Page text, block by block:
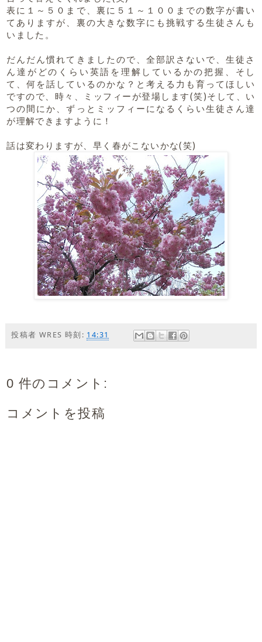
表に１～５０まで、裏に５１～１００までの数字が書い
てありますが、裏の大きな数字にも挑戦する生徒さんも
いました。
だんだん慣れてきましたので、全部訳さないで、生徒さ
ん達がどのくらい英語を理解しているかの把握、そし
て、何を話しているのかな？と考える力も育ってほしい
ですので、時々、ミッフィーが登場します(笑)そして、い
つの間にか、ずっとミッフィーになるくらい生徒さん達
が理解できますように！
話は変わりますが、早く春がこないかな(笑)
投稿者 WRES 時刻: 14:31
0 件のコメント:
コメントを投稿